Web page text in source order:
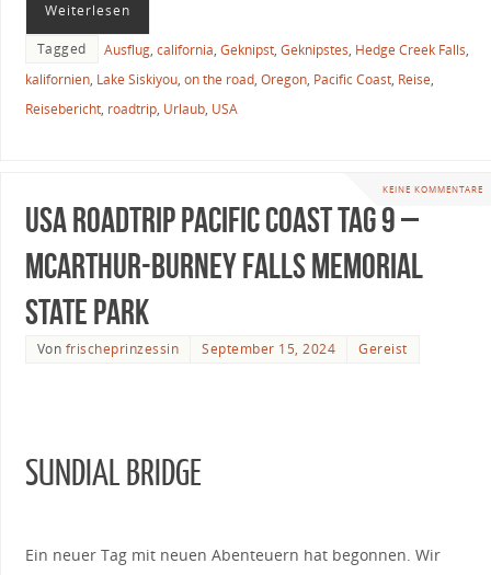
Weiterlesen
Tagged Ausflug, california, Geknipst, Geknipstes, Hedge Creek Falls,
kalifornien, Lake Siskiyou, on the road, Oregon, Pacific Coast, Reise,
Reisebericht, roadtrip, Urlaub, USA
KEINE KOMMENTARE
USA Roadtrip Pacific Coast Tag 9 –
McArthur-Burney Falls Memorial
State Park
Von frischeprinzessin September 15, 2024 Gereist
SUNDIAL BRIDGE
Ein neuer Tag mit neuen Abenteuern hat begonnen. Wir